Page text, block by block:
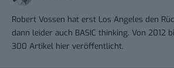
Robert Vossen hat erst Los Angeles den
dann leider auch BASIC thinking. Von 2012
300 Artikel hier veröffentlicht.